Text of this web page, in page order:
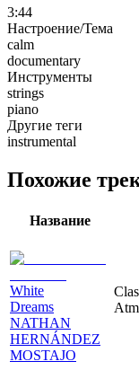
3:44
Настроение/Тема
calm
documentary
Инструменты
strings
piano
Другие теги
instrumental
Похожие
Название
White
Dreams
NATHAN
HERNÁNDEZ
MOSTAJO